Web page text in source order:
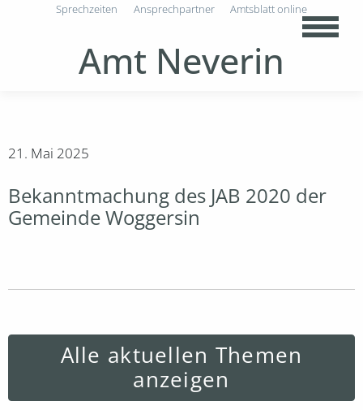
Amt Neverin
Sprechzeiten Ansprechpartner Amtsblatt online
21. Mai 2025
Bekanntmachung des JAB 2020 der
Gemeinde Woggersin
Alle aktuellen Themen
anzeigen